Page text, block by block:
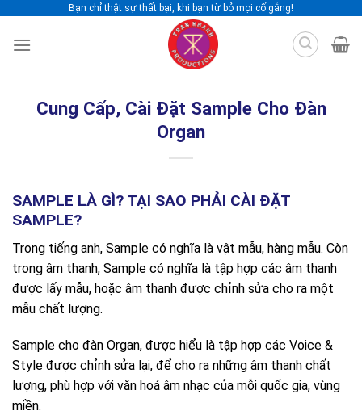
content
Bạn chỉ thật sự thất bại, khi bạn từ bỏ mọi cố gắng!
Cung Cấp, Cài Đặt Sample Cho Đàn
Organ
SAMPLE LÀ GÌ? TẠI SAO PHẢI CÀI ĐẶT
SAMPLE?
Trong tiếng anh, Sample có nghĩa là vật mẫu, hàng mẫu. Còn
trong âm thanh, Sample có nghĩa là tập hợp các âm thanh
được lấy mẫu, hoặc âm thanh được chỉnh sửa cho ra một
mẫu chất lượng.
Sample cho đàn Organ, được hiểu là tập hợp các Voice &
Style được chỉnh sửa lại, để cho ra những âm thanh chất
lượng, phù hợp với văn hoá âm nhạc của mỗi quốc gia, vùng
miền.